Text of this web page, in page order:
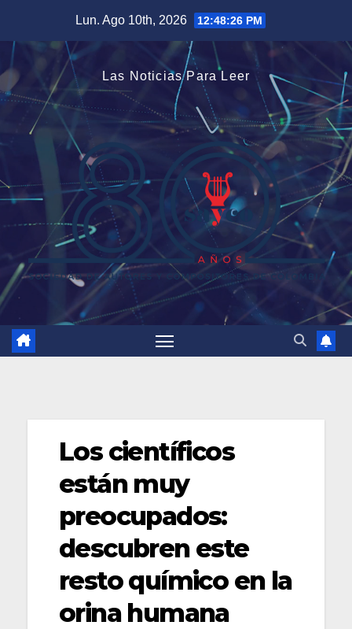
contenido
Lun. Ago 10th, 2026 12:48:27 PM
Las Noticias Para Leer
Los científicos
están muy
preocupados:
descubren este
resto químico en la
orina humana